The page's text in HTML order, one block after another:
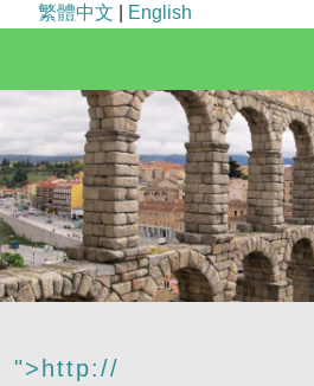
繁體中文 English
">http://